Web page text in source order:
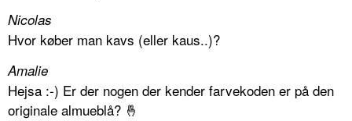
Nicolas
Hvor køber man kavs (eller kaus..)?
Amalie
Hejsa :-) Er der nogen der kender farvekoden er på den
originale almueblå? 🤞